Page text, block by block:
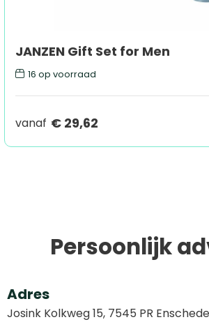
JANZEN Gift Set for Men
16 op voorraad
vanaf € 29,62
Persoonlijk
Adres
Josink Kolkweg 15, 7545 PR Enschede